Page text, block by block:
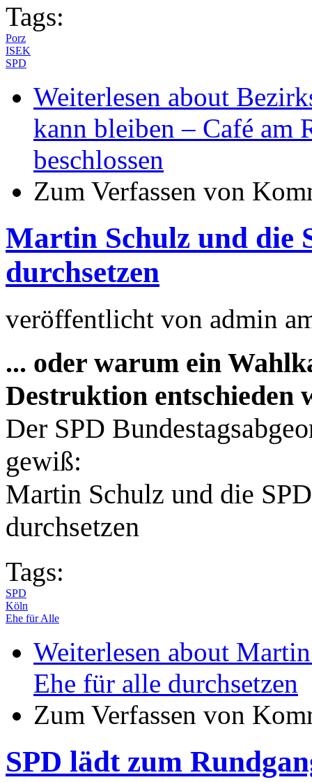
Tags:
Porz
ISEK
SPD
Weiterlesen about
kann bleiben – Café
beschlossen
Zum Verfassen von
Martin Schulz und die
durchsetzen
veröffentlicht von admin
... oder warum ein
Destruktion entschieden
Der SPD
gewiß:
Martin Schulz und die
durchsetzen
Tags:
SPD
Köln
Ehe für Alle
Weiterlesen about
Ehe für alle durchsetzen
Zum Verfassen von
SPD lädt zum